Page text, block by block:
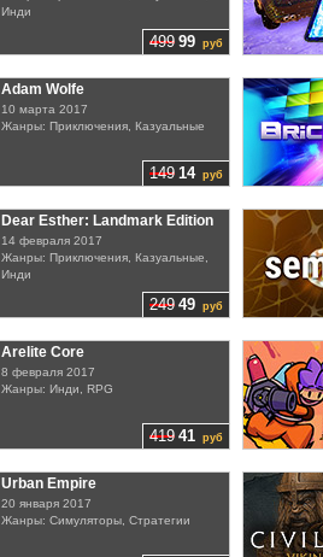
499 99 руб
Инди
149 14руб
Adam Wolfe
10 марта 2017
Жанры: Приключения, Казуальные
249 49 руб
Dear Esther: Landmark Edition
14 февраля 2017
Жанры: Приключения, Казуальные,
Инди
419 41 руб
Arelite Core
8 февраля 2017
Жанры: Инди, RPG
Urban Empire
20 января 2017
Жанры: Симуляторы, Стратегии